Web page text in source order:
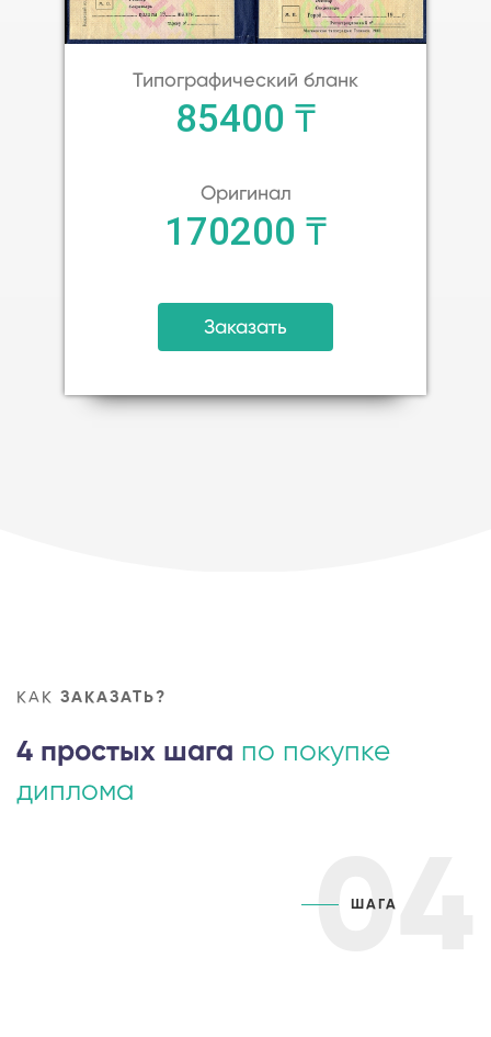
Типографический бланк
85400 ₸
Оригинал
170200 ₸
Заказать
КАК ЗАКАЗАТЬ?
4 простых шага по покупке
диплома
04
ШАГА